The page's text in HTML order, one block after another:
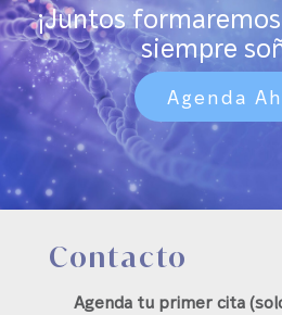
¡Juntos
siempre
Agenda
Contacto
Agenda tu primer cita